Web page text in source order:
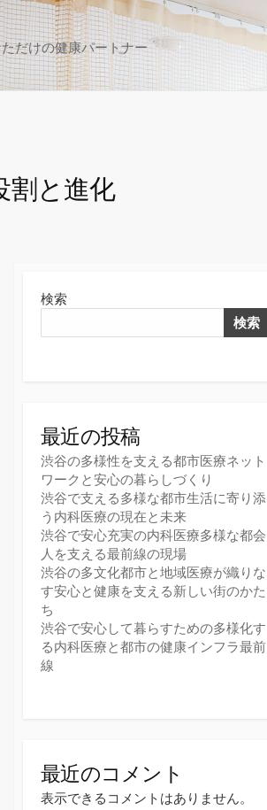
だけの健康パートナー
割と進化
検索
検索
最近の投稿
渋谷の多様性を支える都市医療ネット
ワークと安心の暮らしづくり
渋谷で支える多様な都市生活に寄り添
う内科医療の現在と未来
渋谷で安心充実の内科医療多様な都会
人を支える最前線の現場
渋谷の多文化都市と地域医療が織りな
す安心と健康を支える新しい街のかた
ち
渋谷で安心して暮らすための多様化す
る内科医療と都市の健康インフラ最前
線
最近のコメント
表示できるコメントはありません。